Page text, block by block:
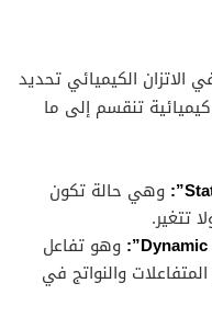
الكيميائي تحديد
تنقسم إلى ما
وهي حالة تكون
تتغير.
وهو تفاعل
والنواتج في